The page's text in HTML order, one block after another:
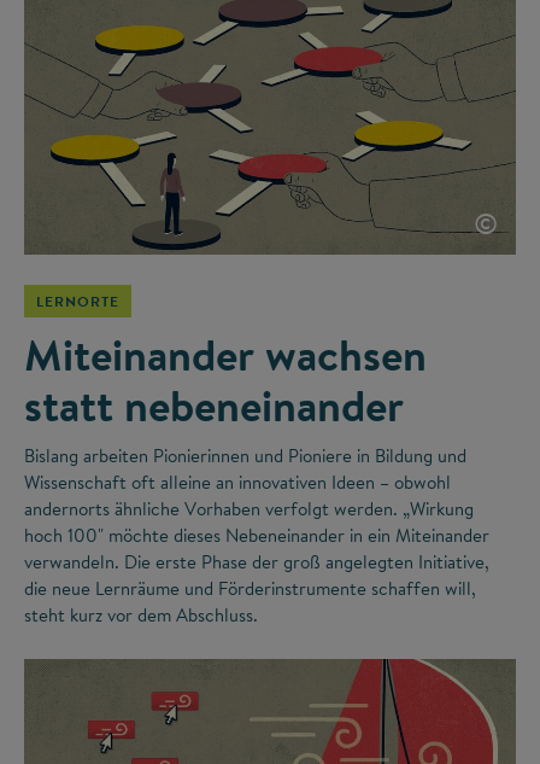
©
LERNORTE
Miteinander wachsen
statt nebeneinander
Bislang arbeiten Pionierinnen und Pioniere in Bildung und
Wissenschaft oft alleine an innovativen Ideen – obwohl
andernorts ähnliche Vorhaben verfolgt werden. „Wirkung
hoch 100" möchte dieses Nebeneinander in ein Miteinander
verwandeln. Die erste Phase der groß angelegten Initiative,
die neue Lernräume und Förderinstrumente schaffen will,
steht kurz vor dem Abschluss.